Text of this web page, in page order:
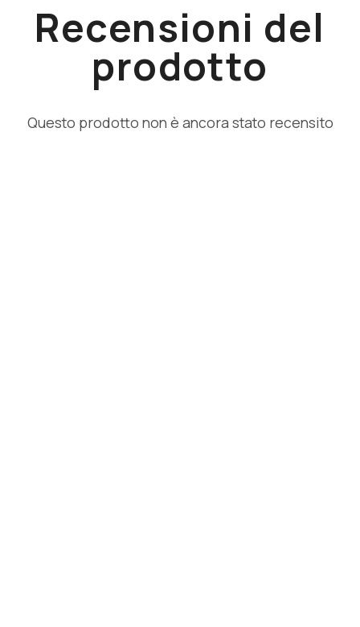
Recensioni del
prodotto
Questo prodotto non è ancora stato recensito